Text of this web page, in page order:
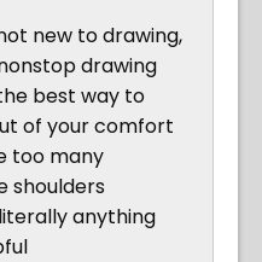
new to drawing,
drawing
best way to
of your comfort
too many
shoulders
anything